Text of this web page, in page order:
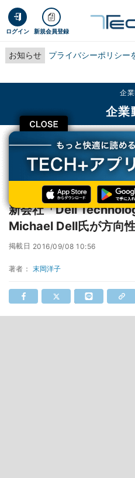
ログイン 新規会員登録
お知らせ プライバシーポリシー
企
企業
TECH+ 企業IT
企業動向
新会社「Dell Technologies」がスタ
新会社「Dell
Michael Dell氏が方向
掲載日 2016/09/08 10:56
著者： 末岡洋子